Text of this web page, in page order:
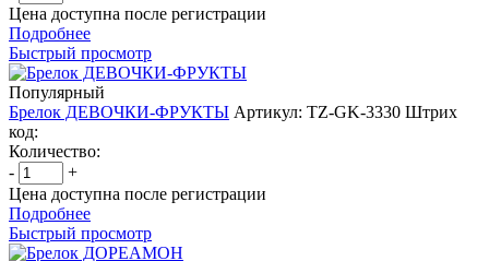
Цена доступна после регистрации
Подробнее
Быстрый просмотр
Популярный
Брелок ДЕВОЧКИ-ФРУКТЫ Артикул: TZ-GK-3330 Штрих
код:
Количество:
-
+
Цена доступна после регистрации
Подробнее
Быстрый просмотр